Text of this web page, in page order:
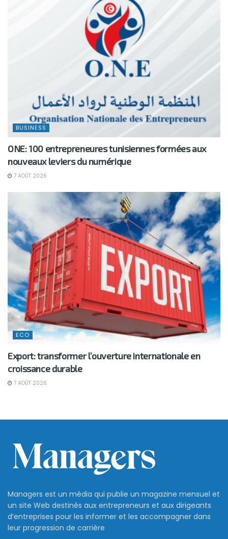
BUSINESS
ONE: 100 entrepreneures tunisiennes formées aux
nouveaux leviers du numérique
7 AOÛT 2026
ECO
Export: transformer l’ouverture internationale en
croissance durable
7 AOÛT 2026
Managers est un média qui publie un magazine mensuel et
un site Web destinés aux entrepreneurs et aux dirigeants
d’entreprises pour les informer et les accompagner dans
leur progression de carrière